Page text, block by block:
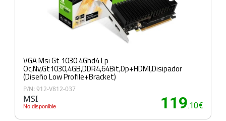
VGA Msi Gt 1030 4Ghd4 Lp
Oc,Nv,Gt1030,4GB,DDR4,64Bit,Dp+HDMI,Disipador
(Diseño Low Profile+Bracket)
P/N: 912-V812-037
MSI
No disponible 119.10€